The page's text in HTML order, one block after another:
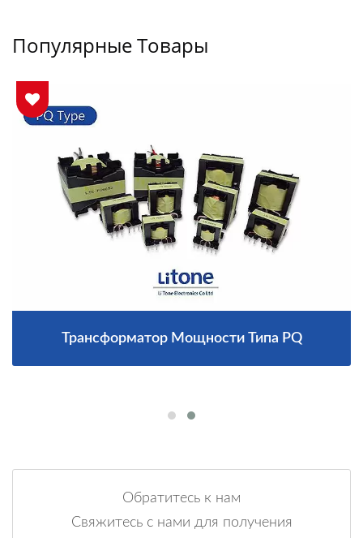
Популярные Товары
Трансформатор Мощности Типа PQ
Обратитесь к нам
Свяжитесь с нами для получения